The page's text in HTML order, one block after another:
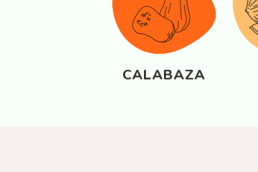
CALABAZA